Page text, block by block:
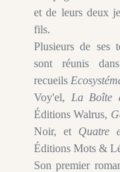
et de leurs deux
fils.
Plusieurs de ses
sont réunis
recueils
Voy'el, La Boîte
Éditions Walrus,
Noir, et Quatre
Éditions Mots &
Son premier